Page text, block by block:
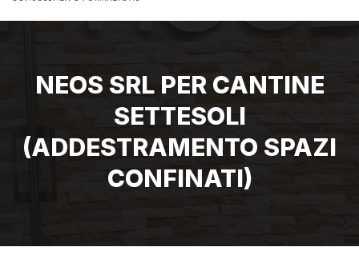
NEOS SRL PER CANTINE
SETTESOLI
(ADDESTRAMENTO SPAZI
CONFINATI)